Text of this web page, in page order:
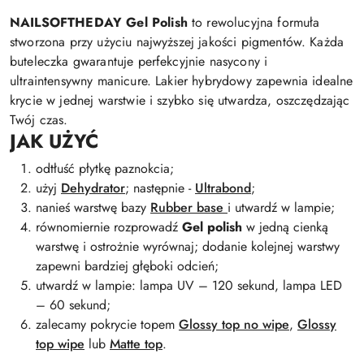
NAILSOFTHEDAY Gel Polish to rewolucyjna formuła
stworzona przy użyciu najwyższej jakości pigmentów. Każda
buteleczka gwarantuje perfekcyjnie nasycony i
ultraintensywny manicure. Lakier hybrydowy zapewnia idealne
krycie w jednej warstwie i szybko się utwardza, oszczędzając
Twój czas.
JAK UŻYĆ
odtłuść płytkę paznokcia;
użyj Dehydrator; następnie - Ultrabond;
nanieś warstwę bazy Rubber base i utwardź w lampie;
równomiernie rozprowadź Gel polish w jedną cienką
warstwę i ostrożnie wyrównaj; dodanie kolejnej warstwy
zapewni bardziej głęboki odcień;
utwardź w lampie: lampa UV – 120 sekund, lampa LED
– 60 sekund;
zalecamy pokrycie topem Glossy top no wipe, Glossy
top wipe lub Matte top.